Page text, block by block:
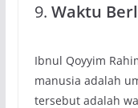
9. Waktu
Ibnul Qoyyim
manusia adalah
tersebut adalah